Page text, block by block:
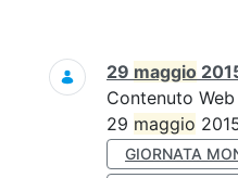
Ricerca
29 maggio
Contenuto Web
29 maggio
GIORNATA